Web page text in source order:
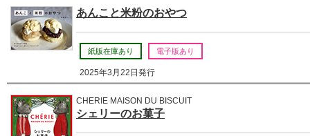
あんこと米粉のおやつ
紙版在庫あり 電子版あり
2025年3月22日発行
CHERIE MAISON DU BISCUIT
シェリーのお菓子